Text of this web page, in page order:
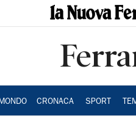
CRONACA SPORT